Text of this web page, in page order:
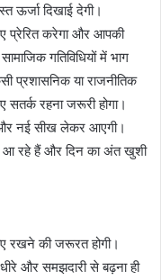
दिखाई देगी।
प्रेरित करेगा और आपकी
गतिविधियों में भाग
प्रशासनिक या राजनीतिक
रहना जरूरी होगा।
नई सीख लेकर आएगी।
आ रहे हैं और दिन का अंत खुशी
रखने की जरूरत होगी।
और समझदारी से बढ़ना ही